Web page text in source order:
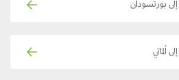
بورتسودان
ألماتي